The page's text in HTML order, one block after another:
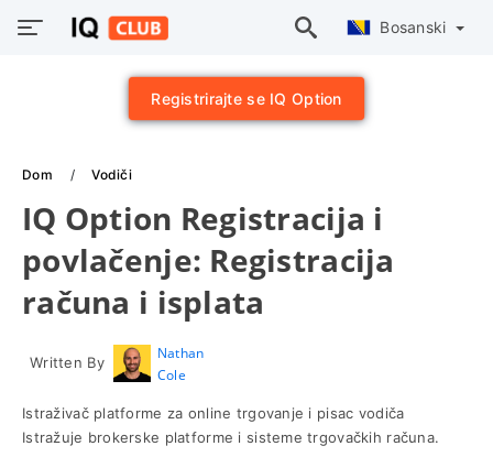
Bosanski
Registrirajte se IQ Option
Dom Vodiči
IQ Option Registracija i
povlačenje: Registracija
računa i isplata
Written By
Nathan
Cole
Istraživač platforme za online trgovanje i pisac vodiča
Istražuje brokerske platforme i sisteme trgovačkih računa.